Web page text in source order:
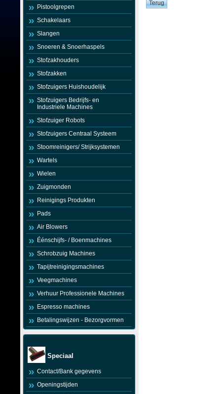
Pistoolgrepen
Schakelaars
Slangen
Snoeren & Snoerhaspels
Stofzakhouders
Stofzakken
Stofzuigers Huishoudelijk
Stofzuigers Bedrijfs- en
Industriele Machines
Stofzuiger Robots
Stofzuigers Centraal Systeem
Stoomreinigers/ Strijksystemen
Wartels
Wielen
Zuigmonden
Reinigings Produkten
Pads
Air Blowers
Éénschijfs- / Boenmachines
Schrobzuig Machines
Tapijtreinigingsmachines
Veegmachines
Verhuur Professionele Machines
Espresso machines
Betalingswijzen - Bezorgvormen
Speciaal
Contact/Bank gegevens
Openingstijden